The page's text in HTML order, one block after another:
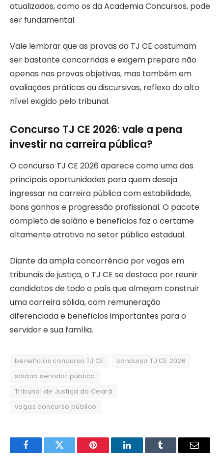
atualizados, como os da Academia Concursos, pode
ser fundamental.
Vale lembrar que as provas do TJ CE costumam
ser bastante concorridas e exigem preparo não
apenas nas provas objetivas, mas também em
avaliações práticas ou discursivas, reflexo do alto
nível exigido pelo tribunal.
Concurso TJ CE 2026: vale a pena
investir na carreira pública?
O concurso TJ CE 2026 aparece como uma das
principais oportunidades para quem deseja
ingressar na carreira pública com estabilidade,
bons ganhos e progressão profissional. O pacote
completo de salário e benefícios faz o certame
altamente atrativo no setor público estadual.
Diante da ampla concorrência por vagas em
tribunais de justiça, o TJ CE se destaca por reunir
candidatos de todo o país que almejam construir
uma carreira sólida, com remuneração
diferenciada e benefícios importantes para o
servidor e sua família.
benefícios concurso TJ CE
concurso TJ CE 2026
salário servidor público
Tribunal de Justiça do Ceará
vagas concurso público
FacebookTwitter Pinterest LinkedInTumblr Email